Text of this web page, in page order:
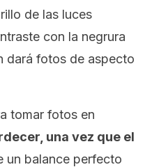
de las luces
con la negrura
dará fotos de aspecto
tomar fotos en
una vez que el
un balance perfecto